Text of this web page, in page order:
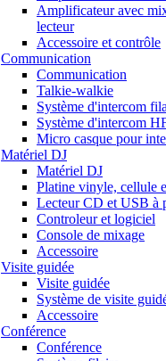
Amplificateur avec
lecteur
Accessoire et contrôle
Communication
Communication
Talkie-walkie
Système d'intercom
Système d'intercom
Micro casque pour
Matériel DJ
Matériel DJ
Platine vinyle, cellule
Lecteur CD et USB à
Controleur et logiciel
Console de mixage
Accessoire
Visite guidée
Visite guidée
Système de visite
Accessoire
Conférence
Conférence